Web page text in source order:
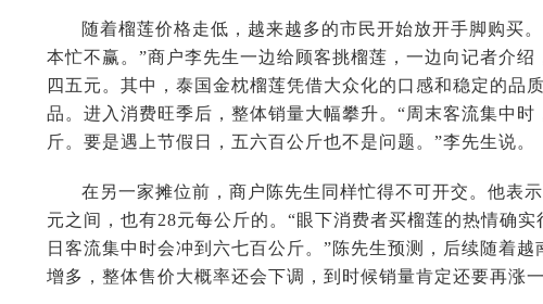
随着榴莲价格走低，越来越多的市民开始放开手脚购买
本忙不赢。”商户李先生一边给顾客挑榴莲，一边向记者介
四五元。其中，泰国金枕榴莲凭借大众化的口感和稳定的品
品。进入消费旺季后，整体销量大幅攀升。“周末客流集中
斤。要是遇上节假日，五六百公斤也不是问题。”李先生说。
在另一家摊位前，商户陈先生同样忙得不可开交。他表
元之间，也有28元每公斤的。“眼下消费者买榴莲的热情确
日客流集中时会冲到六七百公斤。”陈先生预测，后续随着
增多，整体售价大概率还会下调，到时候销量肯定还要再涨一